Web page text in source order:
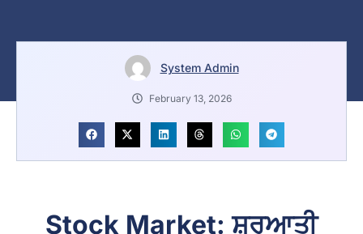
System Admin
February 13, 2026
Stock Market: ਸ਼ੁਰੂਆਤੀ